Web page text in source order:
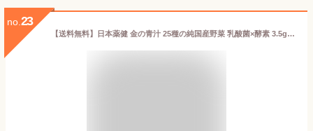
no. 23
【送料無料】日本薬健 金の青汁 25種の純国産野菜 乳酸菌×酵素 3.5g×60包 5個セット